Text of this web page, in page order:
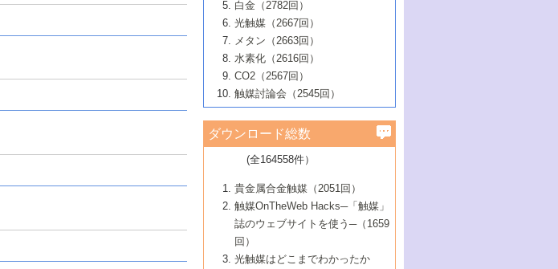
B号 第123回触媒討論会（2019年・大阪
媒技術
B号 第119回触媒討論会（2017年・首都
大学東京）
者たち～（2）
5号 触媒研究の最先端～とびたて若き研究
者たち～（3）
6号 イオニクス材料と燃料電池・電解合成
の最新の研究動向
B号 第117回触媒討論会（2016年・大阪府
立大学）
5号 工業触媒およびその周辺技術の最近の
進歩
6号 ナノシート
B号 第115回触媒討論会（2015年・成蹊大
4号 人工光合成に向けた近年のアプローチ
5号 未利用熱エネルギーの有効活用に貢献
する触媒技術
6号 ポリオキソメタレート
B号 第113回触媒討論会（2014年・ロワジ
ールホテル豊橋）
3号 天然ガスの化学工業的展開に関する触
媒技術
4号 貴金属触媒の精密構造制御とその活用
5号 バイオマス化成品製造のための固体触
6号 ナノ空間─吸着状態解析から新機能開拓
B号 第111回触媒討論会（2013年・関西大
2号 第109回触媒討論会
3号 貴金属低減技術の最新動向
4号 貴金属代替技術の最新動向
5号 光触媒による物質変換反応の新展開
6号 グラフェン
7号 水素を利用する化成品合成の新潮流
2号 第107回触媒討論会
3号 触媒のその場観察法の進歩（１）
4号 触媒のその場観察法の進歩（２）
5号 不活性結合の触媒的活性化による有機
合成
6号 新しい固体酸触媒技術
7号 ゼオライト合成における最近の進歩
1号 触媒の劣化対策と長寿命触媒開発
2号 第105回触媒討論会
3号 ナノ構造が拓く新機能
4号 活性サイトおよびその環境の精密な設
計による触媒の高機能化
5号 触媒を有効に使うための技術
7号 有機分子触媒による精密有機合成
8号 高機能化ポリオレフィンに向けた重合
触媒の最近の進展
1号 炭素材料－熱い注目を集める材料－
2号 第103回触媒討論会
3号 環境浄化用光触媒の現状と課題
4号 水素社会の実現に向けた水素製造・貯
蔵技術の進歩
5号 CO2が関わる触媒・材料
7号 持続可能社会実現のための触媒および
触媒関連技術
▼50巻（2008年）
1号 触媒化学と学会のこの10年，半世紀，
そして未来
2号 第101回触媒討論会
4号 錯体を利用したユニークな表面構造の
構築と機能
5号 若手会員による触媒研究の未来展望1：
企業編
6号 第102回触媒討論会
7号 触媒・化学反応における計算化学の進
▼49巻（2007年）
1号 含フッ素化合物の合成と触媒
2号 第99回触媒討論会
3号 実用的ファインケミカル合成プロセス
を実現する触媒
5号 こんな物質，あんな物質―新たな触媒
の可能性―
7号 『結晶の化学』を活かした触媒研究
▼48巻（2006年）
1号 固体酸触媒の最近の進歩
2号 第97回触媒討論会
3号 リビング重合触媒の最近の展開
5号 水素製造・貯蔵のための触媒技術の新
しい展開
6号 第98回触媒討論会
7号 基礎化学品製造の触媒技術
1号 最近の触媒担体とその効果
2号 第95回触媒討論会
4号 水分解用光触媒材料
5号 時間分解分光の進歩と応用
6号 第96回触媒討論会
▼46巻（2004年）
1号 部分酸化反応触媒の最前線
2号 第93回触媒討論会
3号 特殊エネルギー場の触媒反応
4号 生体内における金属の触媒作用
5号 ファインケミカルズの展開に寄与する
▼45巻（2003年）
1号 なぜこの触媒が良いのか？
2号 第91回触媒討論会
3号 最近の自動車排ガス処理技術
4号 触媒研究の現状と将来─第90回触媒討論
▼44巻（2002年）
1号 高次制御された触媒の化学
2号 第89回触媒討論会
3号 触媒を利用した電気化学の新展開
▼43巻（2001年）
1号 グリーンケミストリーと触媒
2号 第87回触媒討論会特集号
▼42巻（2000年）
1号 触媒反応工学の明日を拓く
▼41巻（1999年）
白金（2782回）
光触媒（2667回）
メタン（2663回）
水素化（2616回）
CO2（2567回）
触媒討論会（2545回）
ダウンロード総数
(全164558件）
貴金属合金触媒（2051回）
触媒OnTheWeb Hacks─「触媒」
誌のウェブサイトを使う─（1659
回）
光触媒はどこまでわかったか